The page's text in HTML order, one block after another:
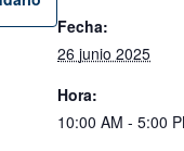
Fecha:
26 junio 2025
Hora:
10:00 AM - 5:00